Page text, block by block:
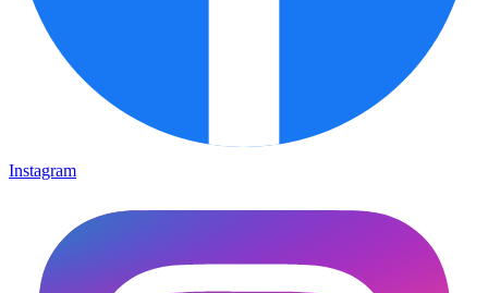
Instagram